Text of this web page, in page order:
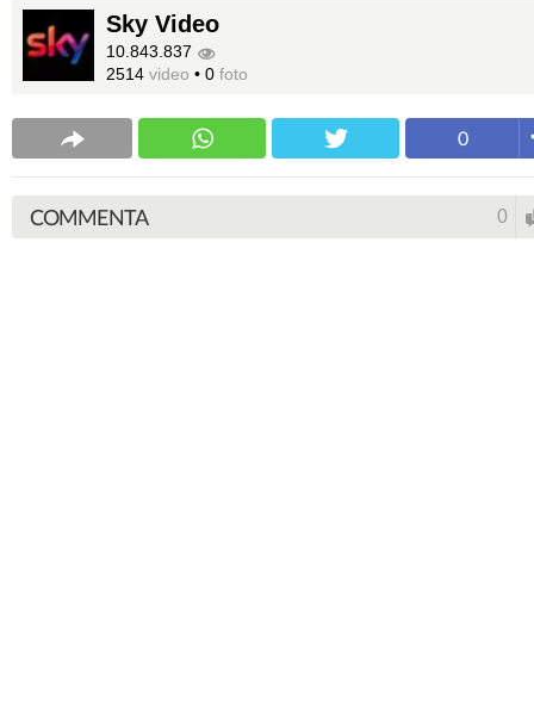
Sky Video
10.843.837
2514 video • 0 foto
0
COMMENTA 0